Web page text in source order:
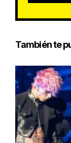
También te